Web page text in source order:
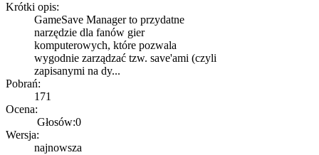
Krótki opis:
GameSave Manager to przydatne
narzędzie dla fanów gier
komputerowych, które pozwala
wygodnie zarządzać tzw. save'ami (czyli
zapisanymi na dy...
Pobrań:
171
Ocena:
Głosów:0
Wersja:
najnowsza